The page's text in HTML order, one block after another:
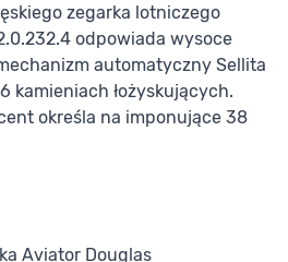
zegarka lotniczego
odpowiada wysoce
automatyczny Sellita
kamieniach łożyskujących.
określa na imponujące 38
Aviator Douglas